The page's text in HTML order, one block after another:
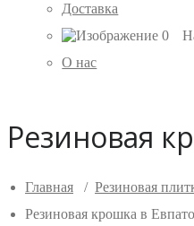
Доставка
О нас
Резиновая
Главная / Резиновая
Резиновая крошка в